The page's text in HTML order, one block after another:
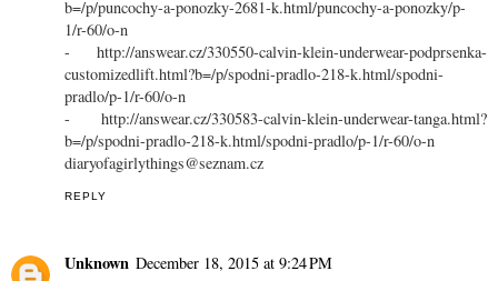
b=/p/puncochy-a-ponozky-2681-k.html/puncochy-a-ponozky/p-
1/r-60/o-n
- http://answear.cz/330550-calvin-klein-underwear-podprsenka-
customizedlift.html?b=/p/spodni-pradlo-218-k.html/spodni-
pradlo/p-1/r-60/o-n
- http://answear.cz/330583-calvin-klein-underwear-tanga.html?
b=/p/spodni-pradlo-218-k.html/spodni-pradlo/p-1/r-60/o-n
diaryofagirlythings@seznam.cz
REPLY
Unknown December 18, 2015 at 9:24 PM